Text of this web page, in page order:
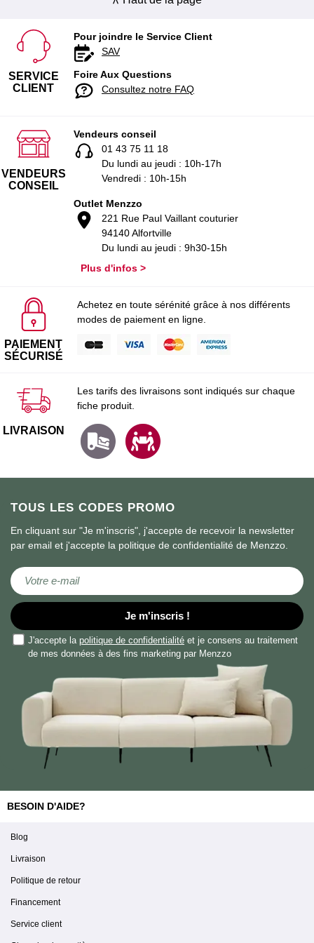
TOUS LES CODES PROMO
En cliquant sur "Je m'inscris", j'accepte de recevoir la newsletter
par email et j'accepte la politique de confidentialité de Menzzo.
Inscription à notre lettre d’information :
Je m'inscris !
J'accepte la politique de confidentialité et je consens au traitement
de mes données à des fins marketing par Menzzo
SERVICE
CLIENT
Pour joindre le Service Client
SAV
Foire Aux Questions
Consultez notre FAQ
VENDEURS
CONSEIL
Vendeurs conseil
01 43 75 11 18
Du lundi au jeudi : 10h-17h
Vendredi : 10h-15h
Outlet Menzzo
221 Rue Paul Vaillant couturier
94140 Alfortville
Du lundi au jeudi : 9h30-15h
Plus d'infos >
PAIEMENT
SÉCURISÉ
Achetez en toute sérénité grâce à nos différents
modes de paiement en ligne.
LIVRAISON
Les tarifs des livraisons sont indiqués sur chaque
fiche produit.
BESOIN D'AIDE?
Blog
Livraison
Politique de retour
Financement
Service client